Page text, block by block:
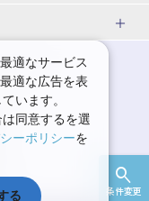
条件変更
新幹線パック
新幹線パック
（新神戸） 新幹線パッ
新幹線パック
線 旅行
ツアー
ツアー
ツアー
内版
ウィーク（GW）の国内
旅行
旅行
内旅行
ポリシー
適なサービス
適な広告を表
います。
同意するを選
ーポリシーを
る